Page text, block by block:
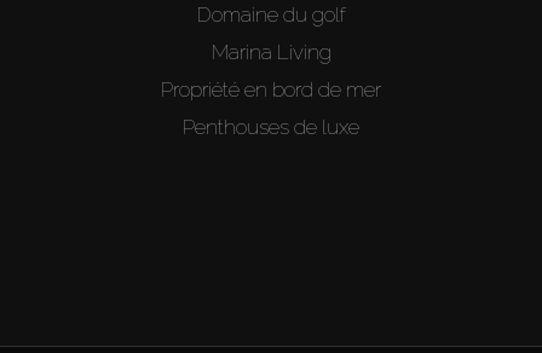
Domaine du golf
Marina Living
Propriété en bord de mer
Penthouses de luxe